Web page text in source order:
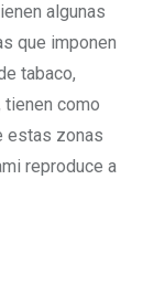
algunas
que imponen
tabaco,
como
estas zonas
reproduce a